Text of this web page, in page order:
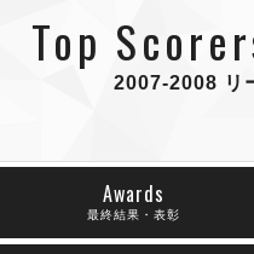
すべてのニュース
リーグ戦
U-23選抜
チケット
試合を観る MATCHES
試合日程
メットライフ生命Ｆ
チケットを買う
Top
2007-2008 リ
Awards
最終結果・表彰